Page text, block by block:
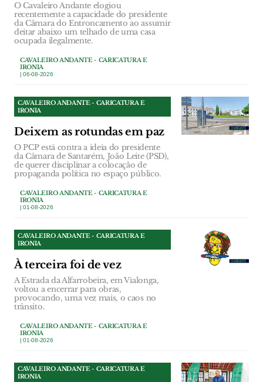
O Cavaleiro Andante elogiou
recentemente a capacidade do presidente
da Câmara do Entroncamento ao assumir
deitar abaixo um telhado de uma casa
ocupada ilegalmente.
CAVALEIRO ANDANTE - CARICATURA E
IRONIA
| 06-08-2026
CAVALEIRO ANDANTE - CARICATURA E
IRONIA
Deixem as rotundas em paz
O PCP está contra a ideia do presidente
da Câmara de Santarém, João Leite (PSD),
de querer disciplinar a colocação de
propaganda política no espaço público.
CAVALEIRO ANDANTE - CARICATURA E
IRONIA
| 01-08-2026
CAVALEIRO ANDANTE - CARICATURA E
IRONIA
À terceira foi de vez
A Estrada da Alfarrobeira, em Vialonga,
voltou a encerrar para obras,
provocando, uma vez mais, o caos no
trânsito.
CAVALEIRO ANDANTE - CARICATURA E
IRONIA
| 01-08-2026
CAVALEIRO ANDANTE - CARICATURA E
IRONIA